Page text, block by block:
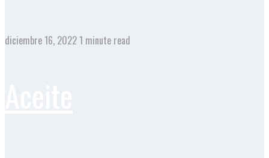
diciembre 16, 2022 1 minute read